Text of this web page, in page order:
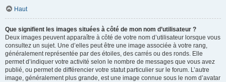
Haut
Que signifient les images situées à côté de mon nom d’utilisateur ?
Deux images peuvent apparaître à côté de votre nom d’utilisateur lorsque vous
consultez un sujet. Une d’elles peut être une image associée à votre rang,
généralement représentée par des étoiles, des carrés ou des ronds. Elle
permet d’indiquer votre activité selon le nombre de messages que vous avez
publié, ou permet de différencier votre statut particulier sur le forum. L’autre
image, généralement plus grande, est une image connue sous le nom d’avatar